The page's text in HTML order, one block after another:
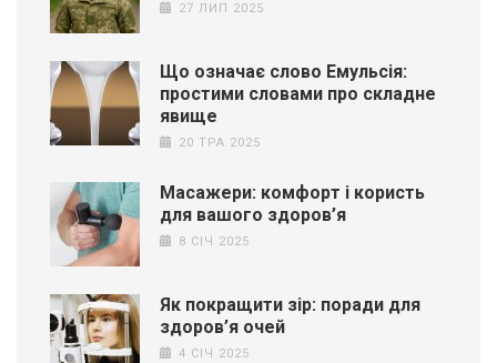
27 ЛИП 2025
Що означає слово Емульсія:
простими словами про складне
явище
20 ТРА 2025
Масажери: комфорт і користь
для вашого здоров’я
8 СІЧ 2025
Як покращити зір: поради для
здоров’я очей
4 СІЧ 2025